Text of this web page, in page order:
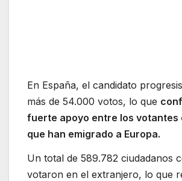
En España, el candidato
más de 54.000 votos, lo que
fuerte apoyo entre los votantes
que han emigrado a Europa.
Un total de 589.782 ciudadanos
votaron en el extranjero, lo que